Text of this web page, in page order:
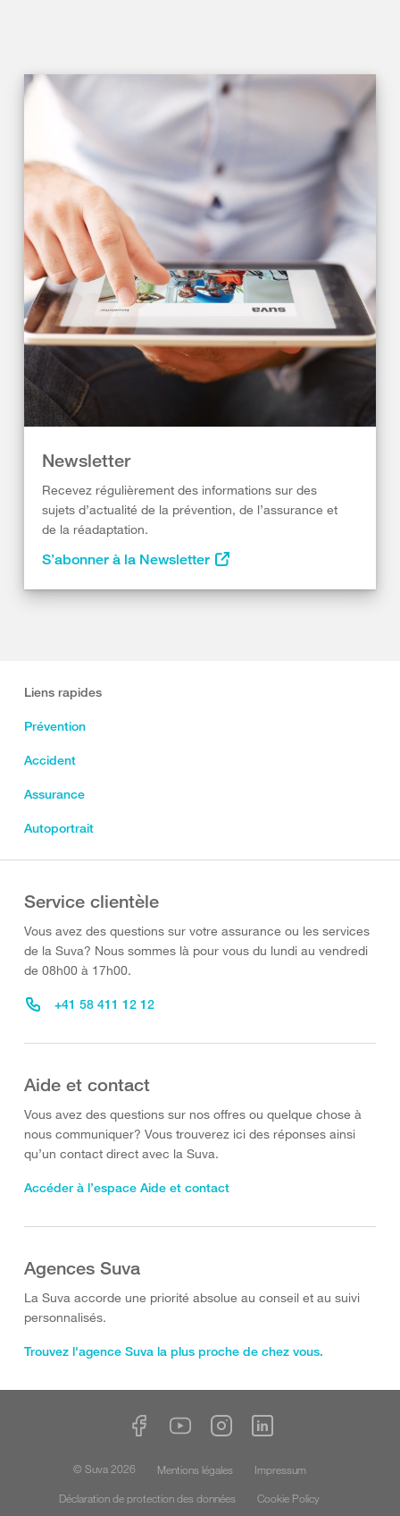
Newsletter
Recevez régulièrement des informations sur des
sujets d’actualité de la prévention, de l’assurance et
de la réadaptation.
S’abonner à la Newsletter
Liens rapides
Prévention
Accident
Assurance
Autoportrait
Service clientèle
Vous avez des questions sur votre assurance ou les services
de la Suva? Nous sommes là pour vous du lundi au vendredi
de 08h00 à 17h00.
+41 58 411 12 12
Aide et contact
Vous avez des questions sur nos offres ou quelque chose à
nous communiquer? Vous trouverez ici des réponses ainsi
qu’un contact direct avec la Suva.
Accéder à l’espace Aide et contact
Agences Suva
La Suva accorde une priorité absolue au conseil et au suivi
personnalisés.
Trouvez l'agence Suva la plus proche de chez vous.
© Suva 2026 Mentions légales
Impressum
Déclaration de protection des données
Cookie Policy